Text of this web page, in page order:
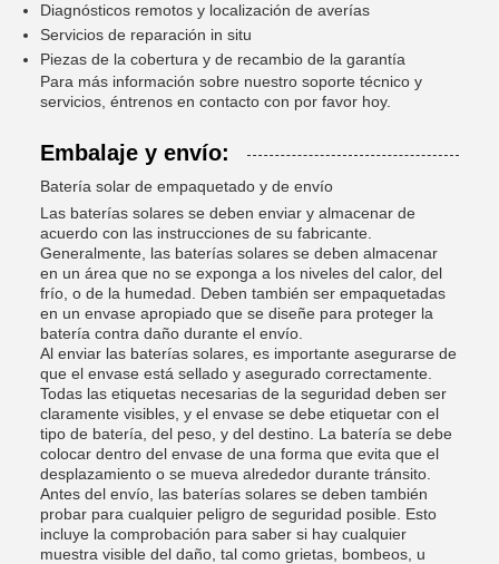
Diagnósticos remotos y localización de averías
Servicios de reparación in situ
Piezas de la cobertura y de recambio de la garantía
Para más información sobre nuestro soporte técnico y
servicios, éntrenos en contacto con por favor hoy.
Embalaje y envío:
Batería solar de empaquetado y de envío
Las baterías solares se deben enviar y almacenar de
acuerdo con las instrucciones de su fabricante.
Generalmente, las baterías solares se deben almacenar
en un área que no se exponga a los niveles del calor, del
frío, o de la humedad. Deben también ser empaquetadas
en un envase apropiado que se diseñe para proteger la
batería contra daño durante el envío.
Al enviar las baterías solares, es importante asegurarse de
que el envase está sellado y asegurado correctamente.
Todas las etiquetas necesarias de la seguridad deben ser
claramente visibles, y el envase se debe etiquetar con el
tipo de batería, del peso, y del destino. La batería se debe
colocar dentro del envase de una forma que evita que el
desplazamiento o se mueva alrededor durante tránsito.
Antes del envío, las baterías solares se deben también
probar para cualquier peligro de seguridad posible. Esto
incluye la comprobación para saber si hay cualquier
muestra visible del daño, tal como grietas, bombeos, u